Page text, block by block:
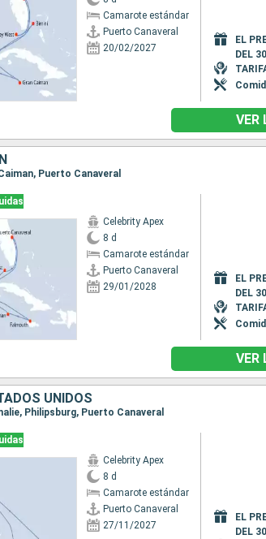
Camarote estándar
Puerto Canaveral
20/02/2027
EL
DEL
VER
Puerto Canaveral
Celebrity Apex
8 d
Camarote estándar
Puerto Canaveral
29/01/2028
EL
DEL
VER
UNIDOS
Philipsburg, Puerto Canaveral
Celebrity Apex
8 d
Camarote estándar
Puerto Canaveral
27/11/2027
EL
DEL